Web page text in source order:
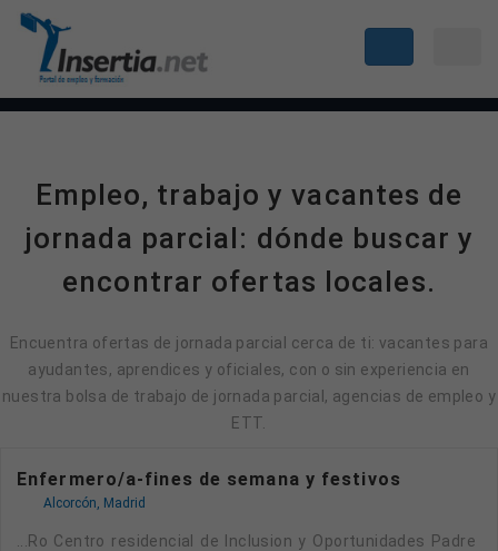
Empleo, trabajo y vacantes de
jornada parcial: dónde buscar y
encontrar ofertas locales.
Encuentra ofertas de jornada parcial cerca de ti: vacantes para
ayudantes, aprendices y oficiales, con o sin experiencia en
nuestra bolsa de trabajo de jornada parcial, agencias de empleo y
ETT.
Enfermero/a-fines de semana y festivos
Alcorcón, Madrid
...ro Centro residencial de Inclusion y Oportunidades Padre